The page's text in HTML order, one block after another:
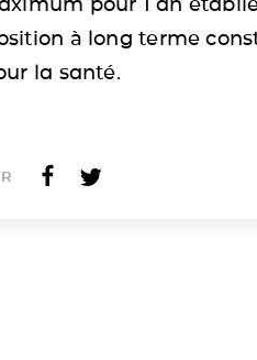
à long terme
la santé.